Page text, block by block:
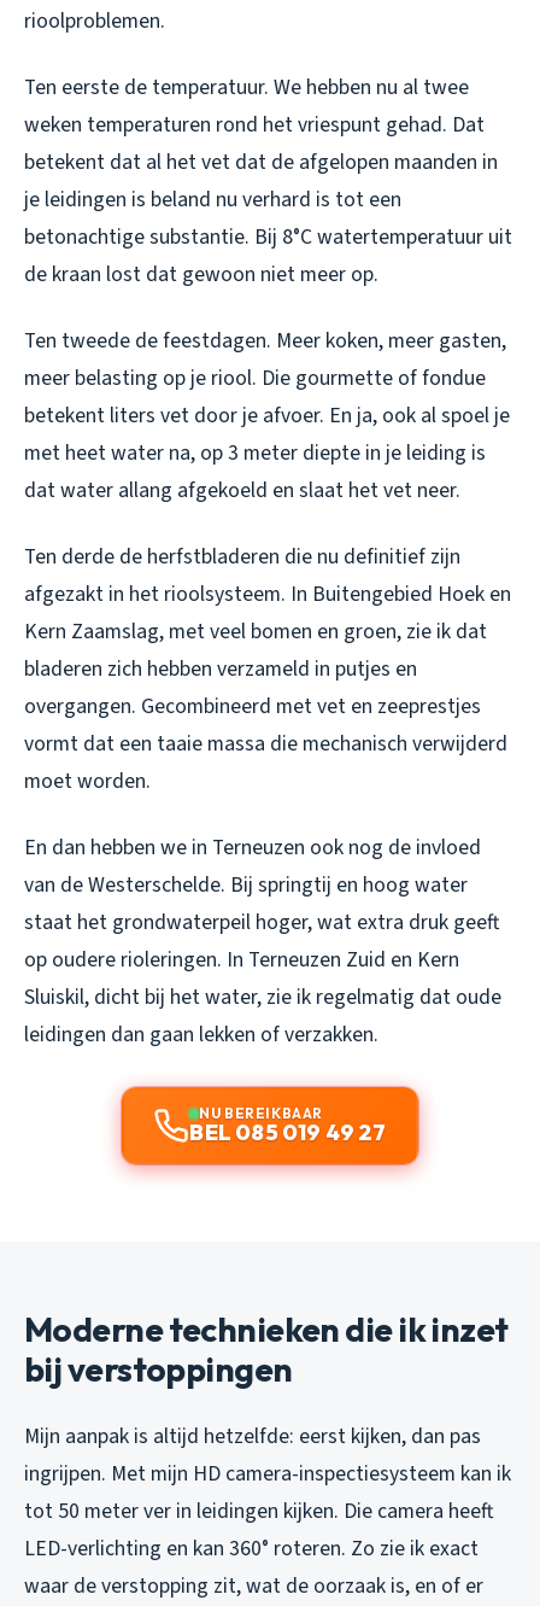
rioolproblemen.
Ten eerste de temperatuur. We hebben nu al twee
weken temperaturen rond het vriespunt gehad. Dat
betekent dat al het vet dat de afgelopen maanden in
je leidingen is beland nu verhard is tot een
betonachtige substantie. Bij 8°C watertemperatuur uit
de kraan lost dat gewoon niet meer op.
Ten tweede de feestdagen. Meer koken, meer gasten,
meer belasting op je riool. Die gourmette of fondue
betekent liters vet door je afvoer. En ja, ook al spoel je
met heet water na, op 3 meter diepte in je leiding is
dat water allang afgekoeld en slaat het vet neer.
Ten derde de herfstbladeren die nu definitief zijn
afgezakt in het rioolsysteem. In Buitengebied Hoek en
Kern Zaamslag, met veel bomen en groen, zie ik dat
bladeren zich hebben verzameld in putjes en
overgangen. Gecombineerd met vet en zeeprestjes
vormt dat een taaie massa die mechanisch verwijderd
moet worden.
En dan hebben we in Terneuzen ook nog de invloed
van de Westerschelde. Bij springtij en hoog water
staat het grondwaterpeil hoger, wat extra druk geeft
op oudere rioleringen. In Terneuzen Zuid en Kern
Sluiskil, dicht bij het water, zie ik regelmatig dat oude
leidingen dan gaan lekken of verzakken.
NU BEREIKBAAR
BEL 085 019 49 27
Moderne technieken die ik inzet
bij verstoppingen
Mijn aanpak is altijd hetzelfde: eerst kijken, dan pas
ingrijpen. Met mijn HD camera-inspectiesysteem kan ik
tot 50 meter ver in leidingen kijken. Die camera heeft
LED-verlichting en kan 360° roteren. Zo zie ik exact
waar de verstopping zit, wat de oorzaak is, en of er